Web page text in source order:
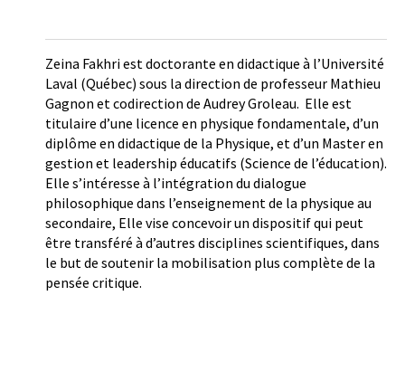
Zeina Fakhri est doctorante en didactique à l’Université
Laval (Québec) sous la direction de professeur Mathieu
Gagnon et codirection de Audrey Groleau. Elle est
titulaire d’une licence en physique fondamentale, d’un
diplôme en didactique de la Physique, et d’un Master en
gestion et leadership éducatifs (Science de l’éducation).
Elle s’intéresse à l’intégration du dialogue
philosophique dans l’enseignement de la physique au
secondaire, Elle vise concevoir un dispositif qui peut
être transféré à d’autres disciplines scientifiques, dans
le but de soutenir la mobilisation plus complète de la
pensée critique.